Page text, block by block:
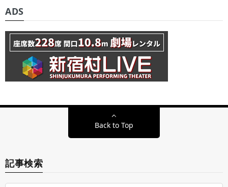
ADS
Back to Top
記事検索